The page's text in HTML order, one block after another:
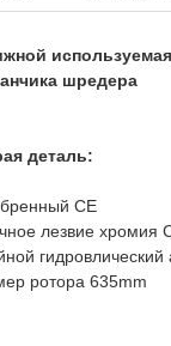
шредера
деталь:
CE
лезвие хромия
гидровлический
ротора 635mm